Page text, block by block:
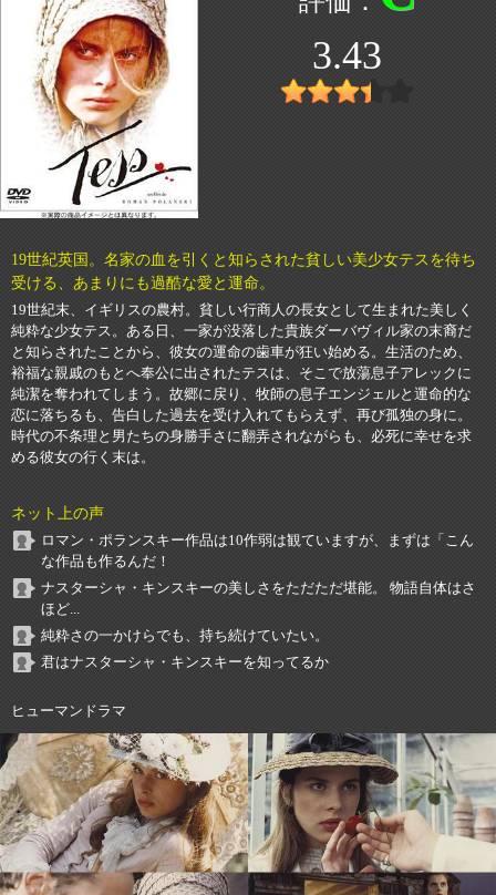
3.43
19世紀英国。名家の血を引くと知らされた貧しい美少女テスを待ち
受ける、あまりにも過酷な愛と運命。
19世紀末、イギリスの農村。貧しい行商人の長女として生まれた美しく
純粋な少女テス。ある日、一家が没落した貴族ダーバヴィル家の末裔だ
と知らされたことから、彼女の運命の歯車が狂い始める。生活のため、
裕福な親戚のもとへ奉公に出されたテスは、そこで放蕩息子アレックに
純潔を奪われてしまう。故郷に戻り、牧師の息子エンジェルと運命的な
恋に落ちるも、告白した過去を受け入れてもらえず、再び孤独の身に。
時代の不条理と男たちの身勝手さに翻弄されながらも、必死に幸せを求
める彼女の行く末は。
ネット上の声
ロマン・ポランスキー作品は10作弱は観ていますが、まずは「こん
な作品も作るんだ！
ナスターシャ・キンスキーの美しさをただただ堪能。 物語自体はさ
ほど...
純粋さの一かけらでも、持ち続けていたい。
君はナスターシャ・キンスキーを知ってるか
ヒューマンドラマ